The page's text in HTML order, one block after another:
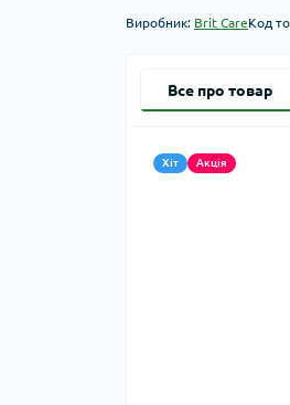
Виробник: Brit CareКод
Все про товар
Хіт Акція